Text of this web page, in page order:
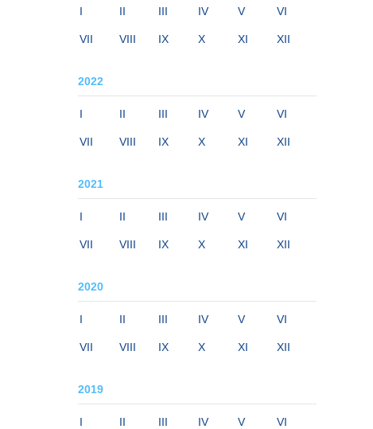
I II III IV V VI
VII VIII IX X XI XII
2022
I II III IV V VI
VII VIII IX X XI XII
2021
I II III IV V VI
VII VIII IX X XI XII
2020
I II III IV V VI
VII VIII IX X XI XII
2019
I II III IV V VI